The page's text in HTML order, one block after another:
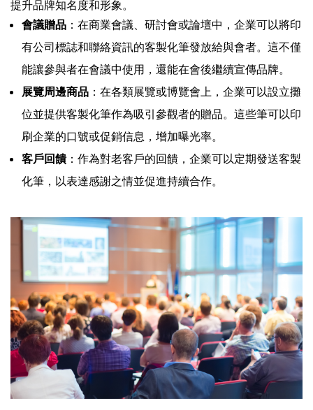
提升品牌知名度和形象。
會議贈品 ：在商業會議、研討會或論壇中，企業可以將印
有公司標誌和聯絡資訊的客製化筆發放給與會者。這不僅
能讓參與者在會議中使用，還能在會後繼續宣傳品牌。
展覽周邊商品 ：在各類展覽或博覽會上，企業可以設立攤
位並提供客製化筆作為吸引參觀者的贈品。這些筆可以印
刷企業的口號或促銷信息，增加曝光率。
客戶回饋：作為對老客戶的回饋，企業可以定期發送客製
化筆，以表達感謝之情並促進持續合作。